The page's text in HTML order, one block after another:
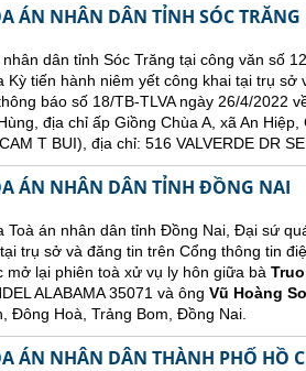
ÁN NHÂN DÂN TỈNH SÓC TRĂNG
dân tỉnh Sóc Trăng tại công văn số
Kỳ tiến hành niêm yết công khai tại trụ sở
báo số 18/TB-TLVA ngày 26/4/2022
địa chỉ ấp Giồng Chùa A, xã An
T BUI), địa chỉ: 516 VALVERDE DR
ÁN NHÂN DÂN TỈNH ĐỒNG NAI
nhân dân tỉnh Đồng Nai, Đại sứ
trụ sở và đăng tin trên Cổng thông tin
mở lại phiên toà xử vụ ly hôn giữa bà
ALABAMA 35071 và ông Vũ Hoàng
Đông Hoà, Trảng Bom, Đồng Nai.
ÁN NHÂN DÂN THÀNH PHỐ HỒ